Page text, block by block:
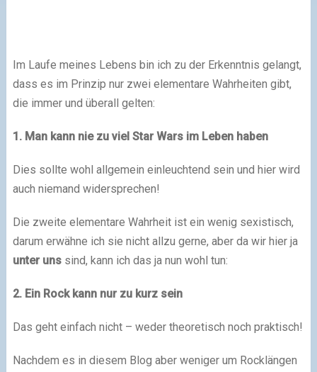
Im Laufe meines Lebens bin ich zu der Erkenntnis gelangt,
dass es im Prinzip nur zwei elementare Wahrheiten gibt,
die immer und überall gelten:
1. Man kann nie zu viel Star Wars im Leben haben
Dies sollte wohl allgemein einleuchtend sein und hier wird
auch niemand widersprechen!
Die zweite elementare Wahrheit ist ein wenig sexistisch,
darum erwähne ich sie nicht allzu gerne, aber da wir hier ja
unter unssind, kann ich das ja nun wohl tun:
2. Ein Rock kann nur zu kurz sein
Das geht einfach nicht – weder theoretisch noch praktisch!
Nachdem es in diesem Blog aber weniger um Rocklängen